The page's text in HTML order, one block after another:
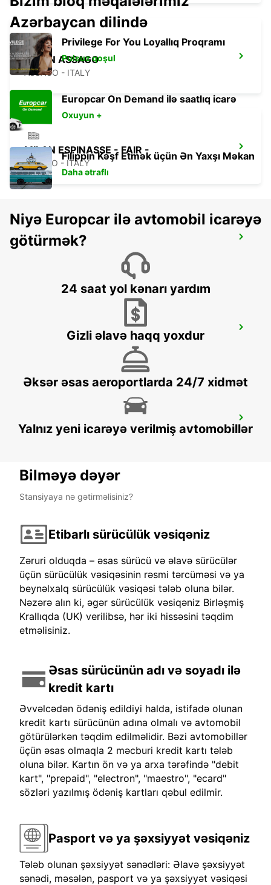
MILAN ASSAGO
ASSAGO - ITALY
MILAN ESPINASSE - FAIR -
MILANO - ITALY
MONZA
LODI - ITALY
PAVIA
PAVIA - ITALY
Azərbaycan dilində
Privilege For You Loyallıq Proqramı
Pulsuz qoşul
Europcar On Demand ilə saatlıq icarə
Oxuyun +
Filippin Kəşf Etmək üçün Ən Yaxşı Məkan
Daha ətraflı
Niyə Europcar ilə avtomobil icarəyə
götürmək?
24 saat yol kənarı yardım
Gizli əlavə haqq yoxdur
Əksər əsas aeroportlarda 24/7 xidmət
Yalnız yeni icarəyə verilmiş avtomobillər
Bilməyə dəyər
Stansiyaya nə gətirməlisiniz?
Etibarlı sürücülük vəsiqəniz
Zəruri olduqda – əsas sürücü və əlavə sürücülər
üçün sürücülük vəsiqəsinin rəsmi tərcüməsi və ya
beynəlxalq sürücülük vəsiqəsi tələb oluna bilər.
Nəzərə alın ki, əgər sürücülük vəsiqəniz Birləşmiş
Krallıqda (UK) verilibsə, hər iki hissəsini təqdim
etməlisiniz.
Əsas sürücünün adı və soyadı ilə
kredit kartı
Əvvəlcədən ödəniş edildiyi halda, istifadə olunan
kredit kartı sürücünün adına olmalı və avtomobil
götürülərkən təqdim edilməlidir. Bəzi avtomobillər
üçün əsas olmaqla 2 məcburi kredit kartı tələb
oluna bilər. Kartın ön və ya arxa tərəfində "debit
kart", "prepaid", "electron", "maestro", "ecard"
sözləri yazılmış ödəniş kartları qəbul edilmir.
Pasport və ya şəxsiyyət vəsiqəniz
Tələb olunan şəxsiyyət sənədləri: Əlavə şəxsiyyət
sənədi, məsələn, pasport və ya şəxsiyyət vəsiqəsi